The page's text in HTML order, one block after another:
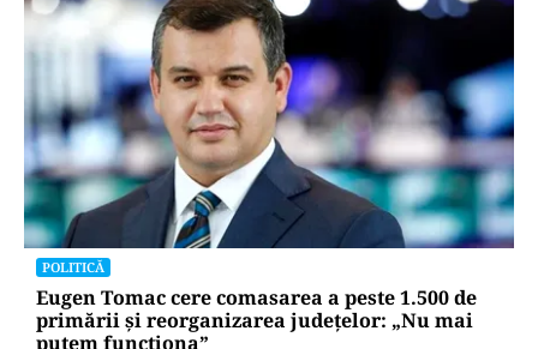
POLITICĂ
Eugen Tomac cere comasarea a peste 1.500 de
primării și reorganizarea județelor: „Nu mai
putem funcționa”